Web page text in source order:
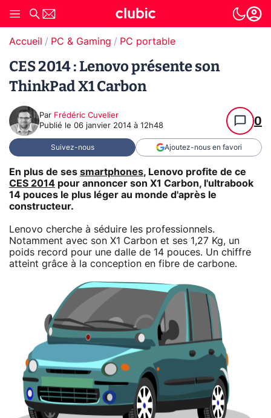
Accueil PC & Gaming PC portable
CES 2014 : Lenovo présente son
ThinkPad X1 Carbon
Par Frédéric Cuvelier
Publié le 06 janvier 2014 à 12h48 0
Suivez-nous Ajoutez-nous en favori
En plus de ses smartphones, Lenovo profite de ce
CES 2014 pour annoncer son X1 Carbon, l'ultrabook
14 pouces le plus léger au monde d'après le
constructeur.
Lenovo cherche à séduire les professionnels.
Notamment avec son X1 Carbon et ses 1,27 Kg, un
poids record pour une dalle de 14 pouces. Un chiffre
atteint grâce à la conception en fibre de carbone.